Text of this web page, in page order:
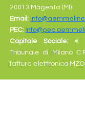
20013 Magenta (MI)
Email:
PEC:
Capitale Sociale: €
Tribunale di Milano
fattura elettronica